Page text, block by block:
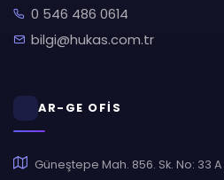
0 546 486 0614
bilgi@hukas.com.tr
AR-GE OFİS
Güneştepe Mah. 856. Sk. No: 33 A